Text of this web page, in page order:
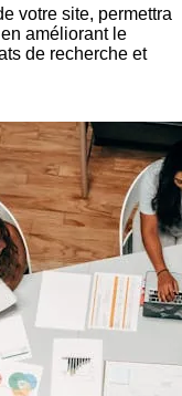
votre site, permettra
améliorant le
de recherche et